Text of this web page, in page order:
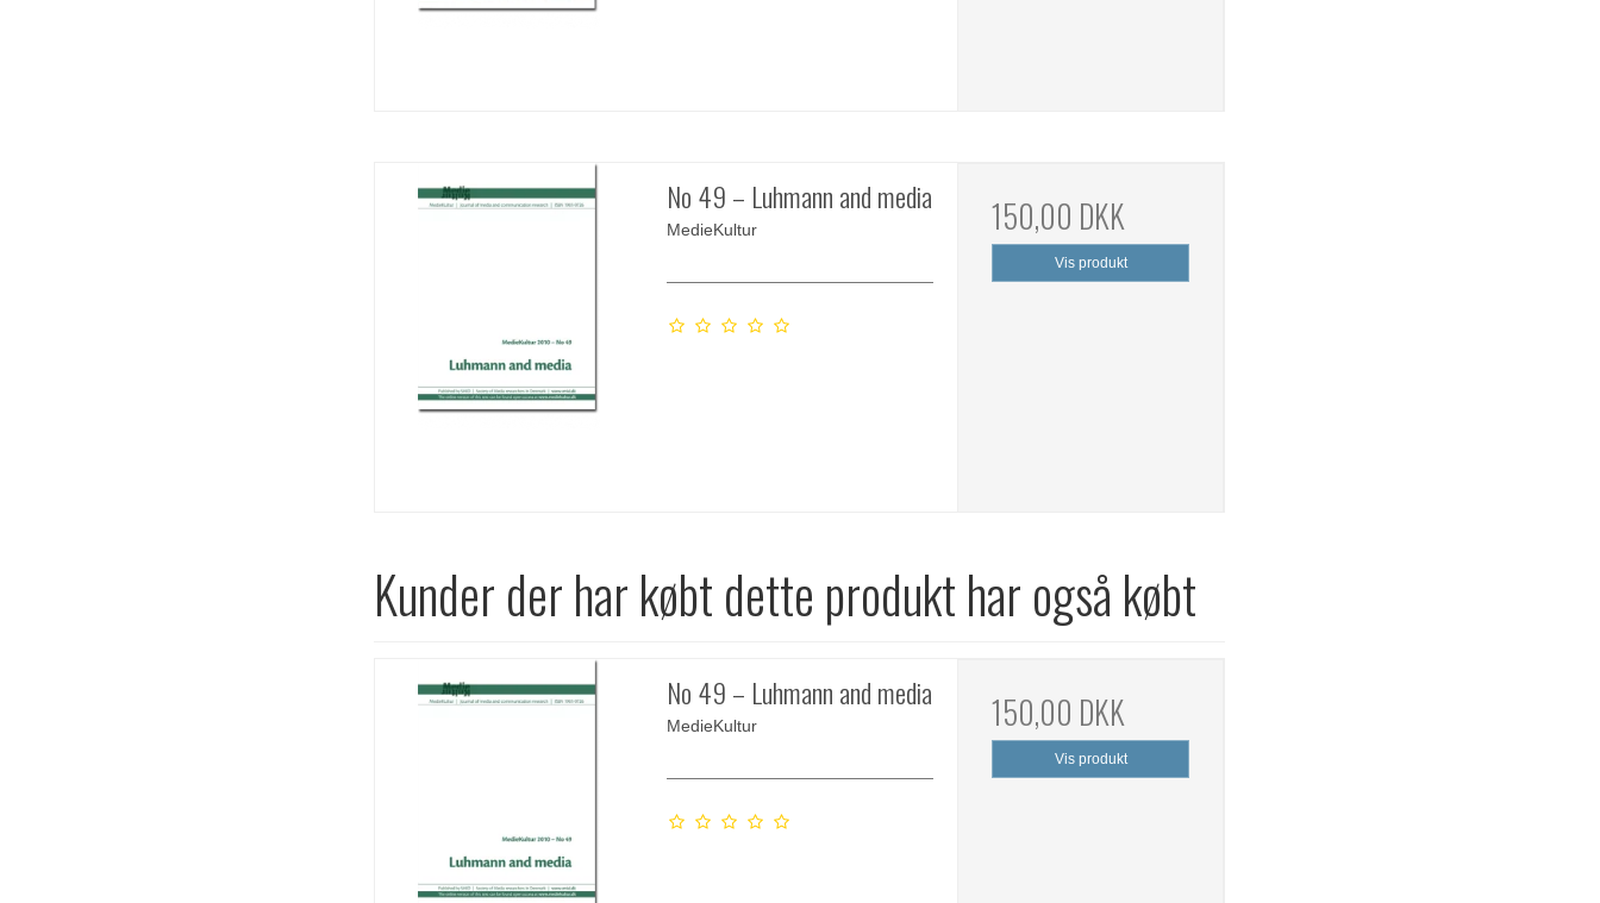
No 49 – Luhmann and media
MedieKultur 150,00 DKK
Vis produkt
Kunder der har købt dette produkt har også købt
No 49 – Luhmann and media
MedieKultur 150,00 DKK
Vis produkt